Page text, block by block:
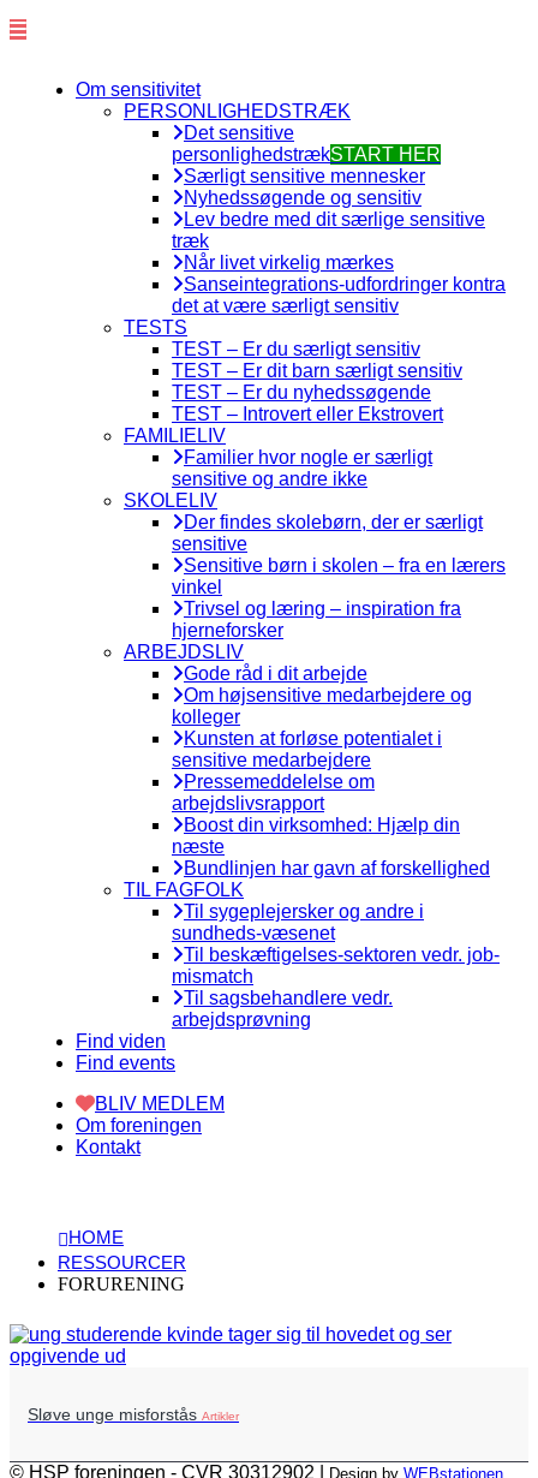
Om sensitivitet
PERSONLIGHEDSTRÆK
Det sensitive
personlighedstrækSTART HER
Særligt sensitive mennesker
Nyhedssøgende og sensitiv
Lev bedre med dit særlige sensitive
træk
Når livet virkelig mærkes
Sanseintegrations-udfordringer kontra
det at være særligt sensitiv
TESTS
TEST – Er du særligt sensitiv
TEST – Er dit barn særligt sensitiv
TEST – Er du nyhedssøgende
TEST – Introvert eller Ekstrovert
FAMILIELIV
Familier hvor nogle er særligt
sensitive og andre ikke
SKOLELIV
Der findes skolebørn, der er særligt
sensitive
Sensitive børn i skolen – fra en lærers
vinkel
Trivsel og læring – inspiration fra
hjerneforsker
ARBEJDSLIV
Gode råd i dit arbejde
Om højsensitive medarbejdere og
kolleger
Kunsten at forløse potentialet i
sensitive medarbejdere
Pressemeddelelse om
arbejdslivsrapport
Boost din virksomhed: Hjælp din
næste
Bundlinjen har gavn af forskellighed
TIL FAGFOLK
Til sygeplejersker og andre i
sundheds-væsenet
Til beskæftigelses-sektoren vedr. job-
mismatch
Til sagsbehandlere vedr.
arbejdsprøvning
Find viden
Find events
BLIV MEDLEM
Om foreningen
Kontakt
HOME
RESSOURCER
FORURENING
Sløve unge misforstås Artikler
© HSP foreningen - CVR 30312902 | Design by WEBstationen